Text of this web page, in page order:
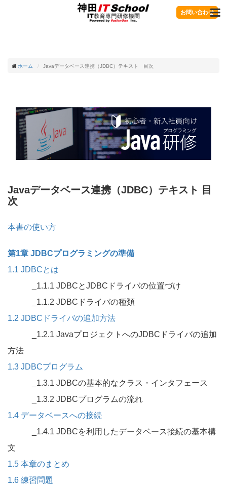
お問い合わせ
ホーム Javaデータベース連携（JDBC）テキスト 目次
Javaデータベース連携（JDBC）テキスト 目
次
本書の使い方
第1章 JDBCプログラミングの準備
1.1 JDBCとは
_1.1.1 JDBCとJDBCドライバの位置づけ
_1.1.2 JDBCドライバの種類
1.2 JDBCドライバの追加方法
_1.2.1 JavaプロジェクトへのJDBCドライバの追加
方法
1.3 JDBCプログラム
_1.3.1 JDBCの基本的なクラス・インタフェース
_1.3.2 JDBCプログラムの流れ
1.4 データベースへの接続
_1.4.1 JDBCを利用したデータベース接続の基本構
文
1.5 本章のまとめ
1.6 練習問題